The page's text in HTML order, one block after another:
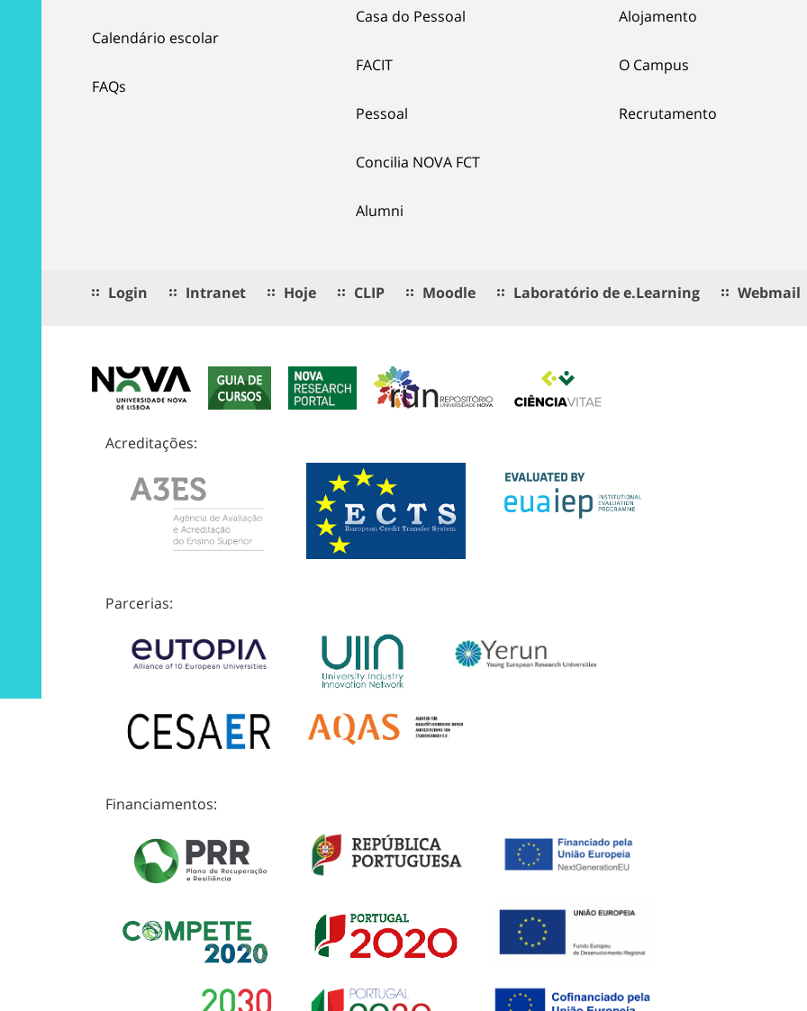
Calendário escolar
FAQs
Casa do Pessoal
FACIT
Pessoal
Concilia NOVA FCT
Alumni
Alojamento
O Campus
Recrutamento
Login Intranet Hoje CLIP Moodle Laboratório de e.Learning Webmail
Acreditações:
Parcerias:
Financiamentos: